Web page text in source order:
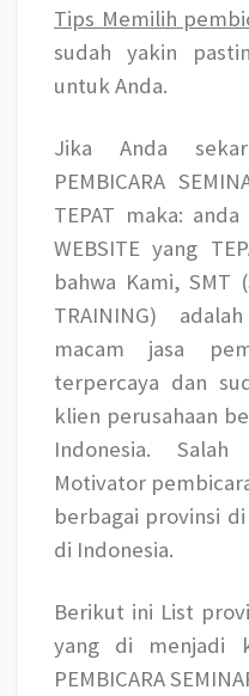
Tips Memilih
sudah yakin
untuk Anda.
Jika Anda
PEMBICARA
TEPAT maka: anda
WEBSITE yang
bahwa Kami, SMT
TRAINING) adalah
macam jasa
terpercaya dan
klien perusahaan
Indonesia.
Motivator
berbagai provinsi
di Indonesia.
Berikut ini List
yang di menjadi
PEMBICARA